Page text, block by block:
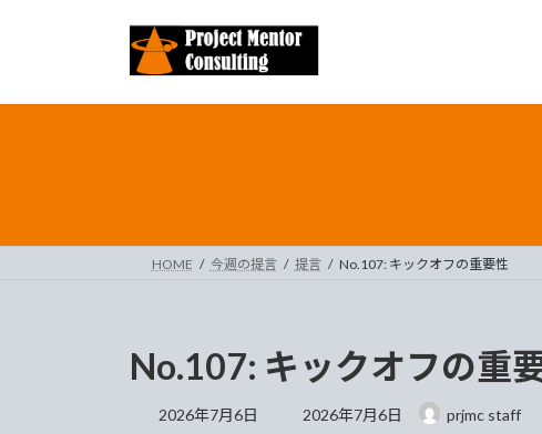
プ
動
HOME 今週の提言 提言 No.107: キックオフの重要性
No.107: キックオフの重
2026年7月6日
最
2026年7月6日 prjmc staff